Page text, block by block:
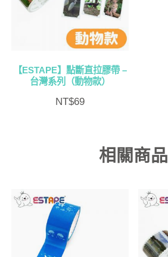
【ESTAPE】點斷直拉膠帶 –
台灣系列（動物款）
NT$69
相關商品